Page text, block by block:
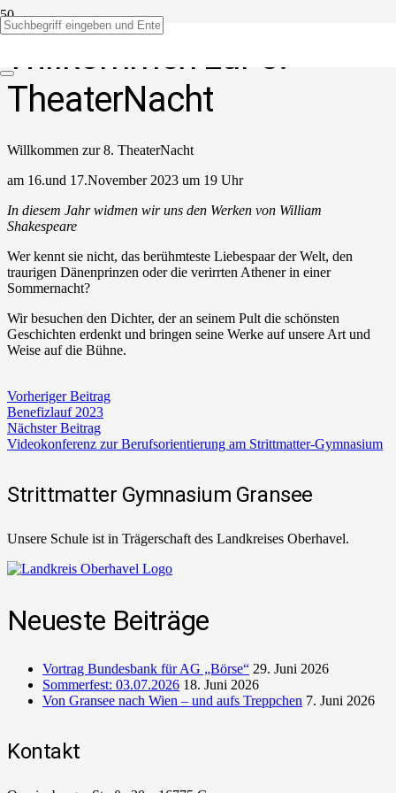
Willkommen zur 8.
TheaterNacht
Willkommen zur 8. TheaterNacht
am 16.und 17.November 2023 um 19 Uhr
In diesem Jahr widmen wir uns den Werken von William
Shakespeare
Wer kennt sie nicht, das berühmteste Liebespaar der Welt, den
traurigen Dänenprinzen oder die verirrten Athener in einer
Sommernacht?
Wir besuchen den Dichter, der an seinem Pult die schönsten
Geschichten erdenkt und bringen seine Werke auf unsere Art und
Weise auf die Bühne.
Vorheriger Beitrag
Benefizlauf 2023
Nächster Beitrag
Videokonferenz zur Berufsorientierung am Strittmatter-Gymnasium
Strittmatter Gymnasium Gransee
Unsere Schule ist in Trägerschaft des Landkreises Oberhavel.
Neueste Beiträge
Vortrag Bundesbank für AG „Börse“ 29. Juni 2026
Sommerfest: 03.07.2026 18. Juni 2026
Von Gransee nach Wien – und aufs Treppchen 7. Juni 2026
Kontakt